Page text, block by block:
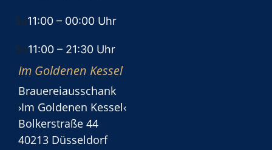
Sa11:00 – 00:00 Uhr
So11:00 – 21:30 Uhr
Im Goldenen Kessel
Brauereiausschank
›Im Goldenen Kessel‹
Bolkerstraße 44
40213 Düsseldorf